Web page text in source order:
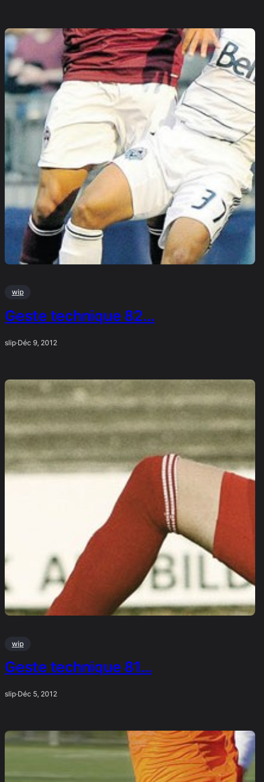
wip
Geste technique 82…
slip·Déc 9, 2012
wip
Geste technique 81…
slip·Déc 5, 2012